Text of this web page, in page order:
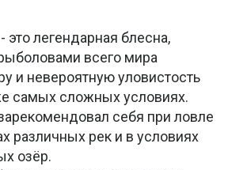
это легендарная блесна,
всего мира
и невероятную уловистость
самых сложных условиях.
себя при ловле
различных рек и в условиях
озёр.